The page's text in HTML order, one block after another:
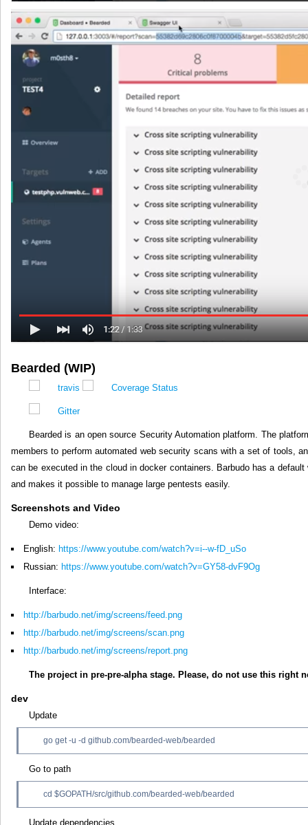
Bearded (WIP)
Bearded is an open source Security Automation platform. The
members to perform automated web security scans with a set of tools,
can be executed in the cloud in docker containers. Barbudo has a
and makes it possible to manage large pentests easily.
Screenshots and Video
Demo video:
English: https://www.youtube.com/watch?v=i--w-fD_uSo
Russian: https://www.youtube.com/watch?v=GY58-dvF9Og
Interface:
http://barbudo.net/img/screens/feed.png
http://barbudo.net/img/screens/scan.png
http://barbudo.net/img/screens/report.png
The project in pre-pre-alpha stage. Please, do not use this right
dev
Update
go get -u -d github.com/bearded-web/bearded
Go to path
cd $GOPATH/src/github.com/bearded-web/bearded
Update dependencies